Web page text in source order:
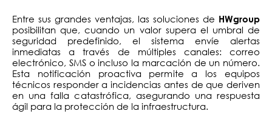
Entre sus grandes ventajas, las soluciones de HWgroup
posibilitan que, cuando un valor supera el umbral de
seguridad predefinido, el sistema envíe alertas
inmediatas a través de múltiples canales: correo
electrónico, SMS o incluso la marcación de un número.
Esta notificación proactiva permite a los equipos
técnicos responder a incidencias antes de que deriven
en una falla catastrófica, asegurando una respuesta
ágil para la protección de la infraestructura.